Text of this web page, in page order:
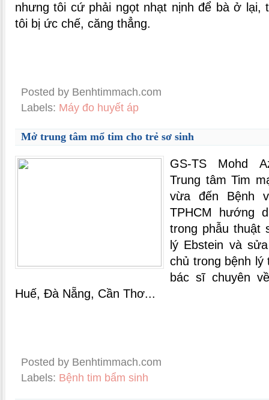
nhưng tôi cứ phải ngọt nhạt nịnh để bà ở lại,
tôi bị ức chế, căng thẳng.
Posted by Benhtimmach.com
Labels: Máy đo huyết áp
Mở trung tâm mổ tim cho trẻ sơ sinh
GS-TS Mohd
Trung tâm Tim
vừa đến Bệnh
TPHCM hướng
trong phẫu thuật
lý Ebstein và
chủ trong bệnh lý
bác sĩ chuyên
Huế, Đà Nẵng, Cần Thơ...
Posted by Benhtimmach.com
Labels: Bệnh tim bẩm sinh